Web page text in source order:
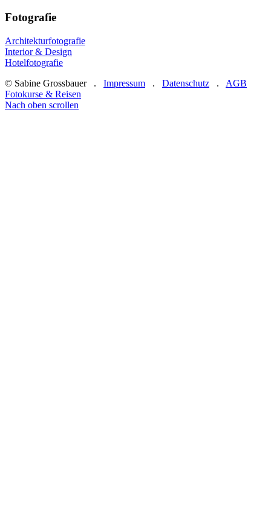
Fotografie
Architekturfotografie
Interior & Design
Hotelfotografie
© Sabine Grossbauer . Impressum . Datenschutz . AGB
Fotokurse & Reisen
Nach oben scrollen